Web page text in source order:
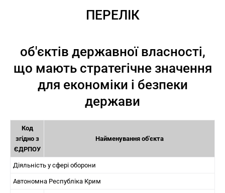
ПЕРЕЛІК
об'єктів державної власності,
що мають стратегічне значення
для економіки і безпеки
держави
Код
згідно з
ЄДРПОУ
Найменування об'єкта
Діяльність у сфері оборони
Автономна Республіка Крим